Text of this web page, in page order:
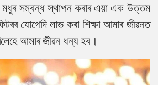
মধুৰ সম্বন্ধ স্থাপন কৰাৰ এয়া এক উত্তম
যোগেদি লাভ কৰা শিক্ষা আমাৰ জীৱনত
আমাৰ জীৱন ধন্য হব।